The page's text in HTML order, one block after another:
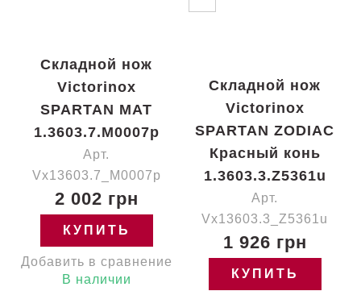
Складной нож
Victorinox
SPARTAN MAT
1.3603.7.M0007p
Арт.
Vx13603.7_M0007p
2 002 грн
КУПИТЬ
Добавить в сравнение
В наличии
Складной нож
Victorinox
SPARTAN ZODIAC
Красный конь
1.3603.3.Z5361u
Арт.
Vx13603.3_Z5361u
1 926 грн
КУПИТЬ